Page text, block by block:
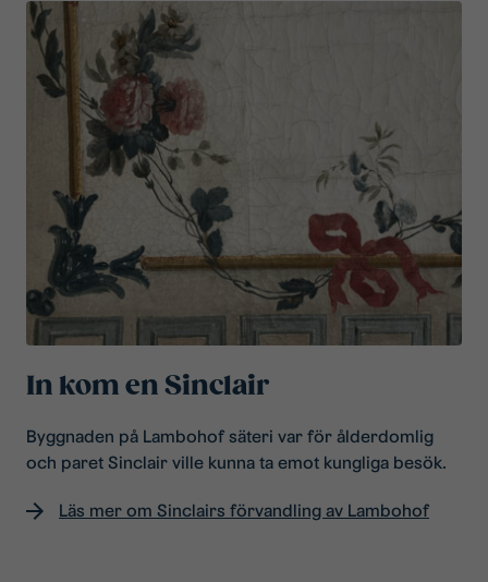
In kom en Sinclair
Byggnaden på Lambohof säteri var för ålderdomlig
och paret Sinclair ville kunna ta emot kungliga besök.
Läs mer om Sinclairs förvandling av Lambohof